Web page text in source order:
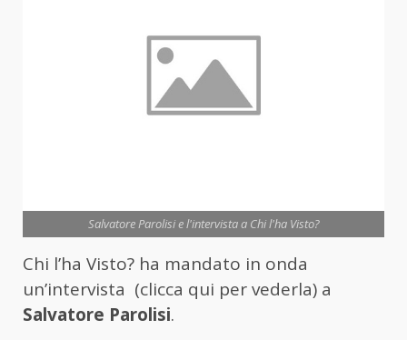
Salvatore Parolisi e l'intervista a Chi l'ha Visto?
Chi l’ha Visto? ha mandato in onda
un’intervista (clicca qui per vederla) a
Salvatore Parolisi.